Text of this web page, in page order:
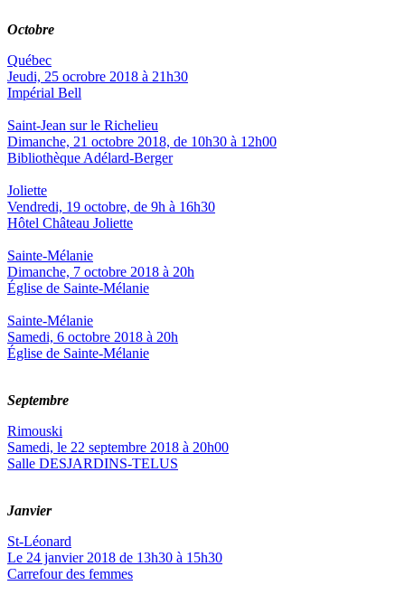
Octobre
Québec
Jeudi, 25 ocrobre 2018 à 21h30
Impérial Bell
Saint-Jean sur le Richelieu
Dimanche, 21 octobre 2018, de 10h30 à 12h00
Bibliothèque Adélard-Berger
Joliette
Vendredi, 19 octobre, de 9h à 16h30
Hôtel Château Joliette
Sainte-Mélanie
Dimanche, 7 octobre 2018 à 20h
Église de Sainte-Mélanie
Sainte-Mélanie
Samedi, 6 octobre 2018 à 20h
Église de Sainte-Mélanie
Septembre
Rimouski
Samedi, le 22 septembre 2018 à 20h00
Salle DESJARDINS-TELUS
Janvier
St-Léonard
Le 24 janvier 2018 de 13h30 à 15h30
Carrefour des femmes